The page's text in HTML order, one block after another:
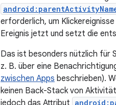
erforderlich, um
Ereignis jetzt und setzt die
Das ist besonders nützlich für
z. B. über eine
zwischen Apps beschrieben).
keinen Back-Stack von
jedoch das Attribut